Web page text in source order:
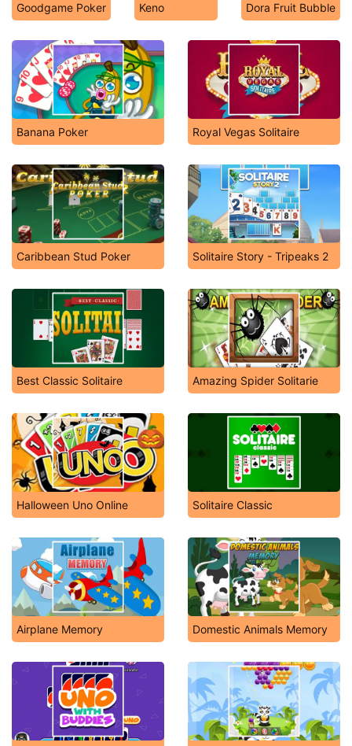
Goodgame Poker Keno Dora Fruit Bubble
Banana Poker Royal Vegas Solitaire
Caribbean Stud Poker Solitaire Story - Tripeaks 2
Best Classic Solitaire Amazing Spider Solitarie
Halloween Uno Online Solitaire Classic
Airplane Memory Domestic Animals Memory